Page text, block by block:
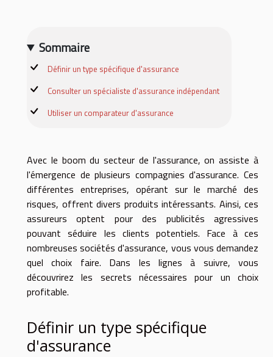
Sommaire
Définir un type spécifique d'assurance
Consulter un spécialiste d'assurance indépendant
Utiliser un comparateur d'assurance
Avec le boom du secteur de l'assurance, on assiste à
l'émergence de plusieurs compagnies d'assurance. Ces
différentes entreprises, opérant sur le marché des
risques, offrent divers produits intéressants. Ainsi, ces
assureurs optent pour des publicités agressives
pouvant séduire les clients potentiels. Face à ces
nombreuses sociétés d'assurance, vous vous demandez
quel choix faire. Dans les lignes à suivre, vous
découvrirez les secrets nécessaires pour un choix
profitable.
Définir un type spécifique
d'assurance